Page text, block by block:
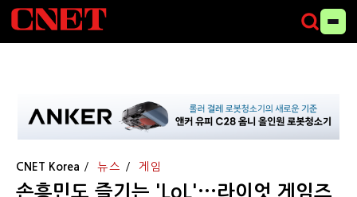
CNET Korea 뉴스 게임
손흥민도 즐기는 'LoL'···라이엇 게임즈,